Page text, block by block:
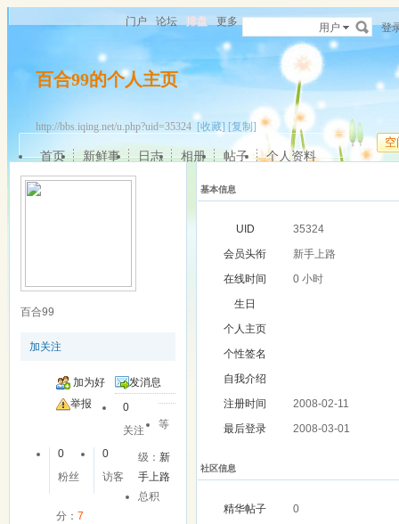
门户 论坛 排盘 更多 用户 登
百合99的个人主页
http://bbs.iqing.net/u.php?uid=35324 [收藏] [复制]
空
首页 新鲜事 日志 相册 帖子 个人资料
百合99
加关注
加为好
友
发消息
举报
0
关注
0
粉丝
0
访客
等
级：新
手上路
总积
分： 7
基本信息
UID
35324
会员头衔
新手上路
在线时间
0 小时
生日
个人主页
个性签名
自我介绍
注册时间
2008-02-11
最后登录
2008-03-01
社区信息
精华帖子
0